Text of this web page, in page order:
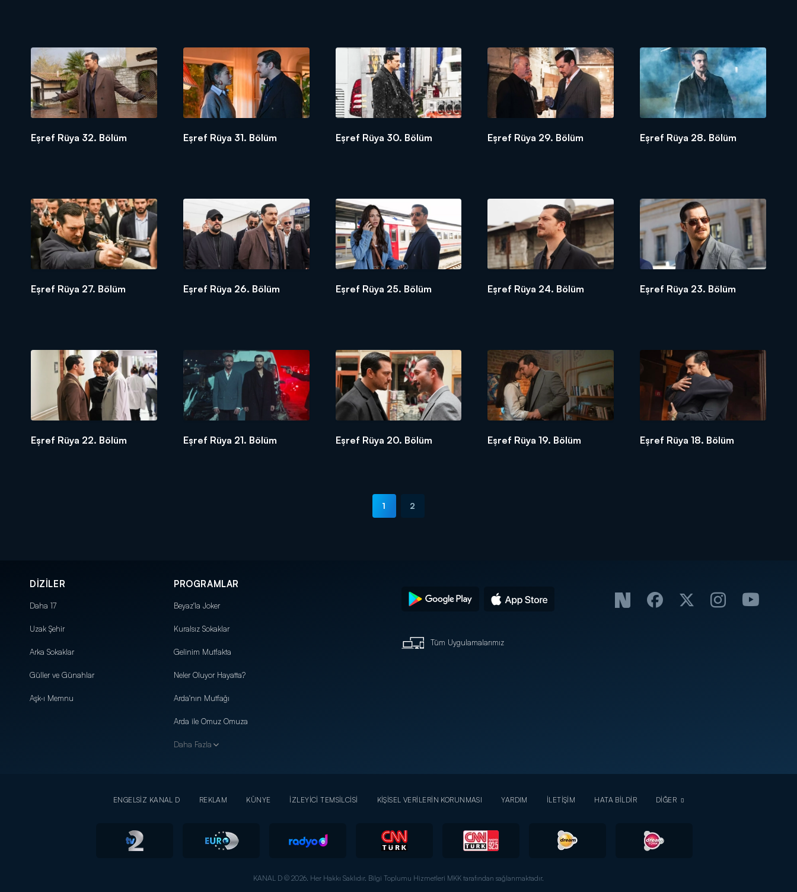
Eşref Rüya 32. Bölüm Eşref Rüya 31. Bölüm Eşref Rüya 30. Bölüm Eşref Rüya 29. Bölüm Eşref Rüya 28. Bölüm
Eşref Rüya 27. Bölüm Eşref Rüya 26. Bölüm Eşref Rüya 25. Bölüm Eşref Rüya 24. Bölüm Eşref Rüya 23. Bölüm
Eşref Rüya 22. Bölüm Eşref Rüya 21. Bölüm Eşref Rüya 20. Bölüm Eşref Rüya 19. Bölüm Eşref Rüya 18. Bölüm
1 2
DİZİLER
Daha 17
Uzak Şehir
Arka Sokaklar
Güller ve Günahlar
Aşk-ı Memnu
PROGRAMLAR
Beyaz'la Joker
Kuralsız Sokaklar
Gelinim Mutfakta
Neler Oluyor Hayatta?
Arda'nın Mutfağı
Arda ile Omuz Omuza
Daha Fazla
Tüm Uygulamalarımız
ENGELSİZ KANAL D REKLAM KÜNYE İZLEYİCİ TEMSİLCİSİ KİŞİSEL VERİLERİN KORUNMASI YARDIM İLETİŞİM HATA BİLDİR DİĞER
KANAL D © 2026. Her Hakkı Saklıdır. Bilgi Toplumu Hizmetleri MKK tarafından sağlanmaktadır.